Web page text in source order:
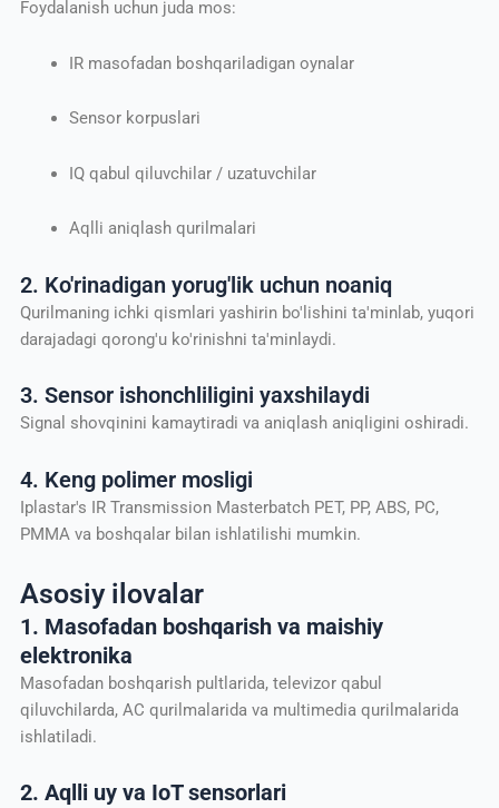
Foydalanish uchun juda mos:
IR masofadan boshqariladigan oynalar
Sensor korpuslari
IQ qabul qiluvchilar / uzatuvchilar
Aqlli aniqlash qurilmalari
2. Ko'rinadigan yorug'lik uchun noaniq
Qurilmaning ichki qismlari yashirin bo'lishini ta'minlab, yuqori
darajadagi qorong'u ko'rinishni ta'minlaydi.
3. Sensor ishonchliligini yaxshilaydi
Signal shovqinini kamaytiradi va aniqlash aniqligini oshiradi.
4. Keng polimer mosligi
Iplastar's IR Transmission Masterbatch PET, PP, ABS, PC,
PMMA va boshqalar bilan ishlatilishi mumkin.
Asosiy ilovalar
1. Masofadan boshqarish va maishiy
elektronika
Masofadan boshqarish pultlarida, televizor qabul
qiluvchilarda, AC qurilmalarida va multimedia qurilmalarida
ishlatiladi.
2. Aqlli uy va IoT sensorlari